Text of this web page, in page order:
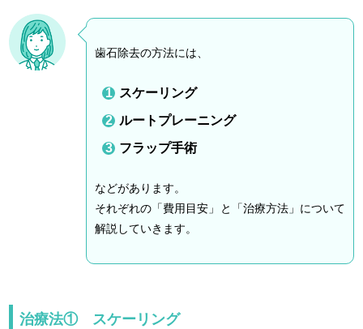
歯石除去の方法には、
スケーリング
ルートプレーニング
フラップ手術
などがあります。
それぞれの「費用目安」と「治療方法」について
解説していきます。
治療法① スケーリング